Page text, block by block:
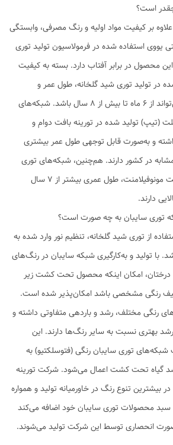
است؟
بر کیفیت مواد اولیه و رنگ مصرفی، وابستگی
یووی استفاده شده در فرمولاسیون تولید توری
محصول در برابر آفتاب دارد. بسته به کیفیت
در تولید توری شید گلخانه، طول عمر و
ماندگاری توری سایبان می‌تواند از 6 ماه تا بیش از 8 سال باشد. شبکه‌های
(تیپ) تولید شده در تورینه بافت دوام و
بیش از 60 ماه داشته و به‌صورت قابل توجهی طول عمر بیشتری
در کشور دارند. هم‌چنین، شبکه‌های توری
سایبان تورینه بافت با بافت مونوفیلامنت، طول عمری بیشتر از 7 سال
دارند.
توری سایبان به چه صورت است؟
از توری شید گلخانه، تنظیم نور وارد شده به
تولید و به‌کارگیری شبکه سایبان در رنگ‌های
درختان، امکان اینکه محصول تحت کشت زیر
رنگی مشخصی باشد امکان‌پذیر شده است.
رنگی مختلف، رشد و باردهی متفاوتی داشته و
بهتری نسبت به سایر رنگ‌ها دارند. این
توری سایبان رنگی (فتوسلکتیو) به
گیاه تحت کشت اعمال می‌شود. شرکت تورینه
بیشترین تنوع رنگ در خاورمیانه تولید و همواره
محصولات توری سایبان خود اضافه می‌کند
انحصاری توسط این شرکت تولید می‌شوند.